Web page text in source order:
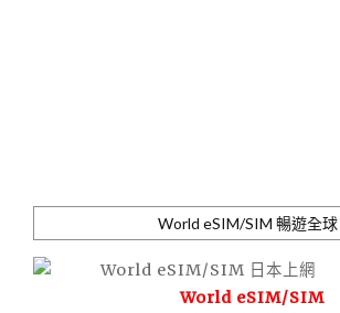
World eSIM/SIM 暢遊全球
World eSIM/SIM